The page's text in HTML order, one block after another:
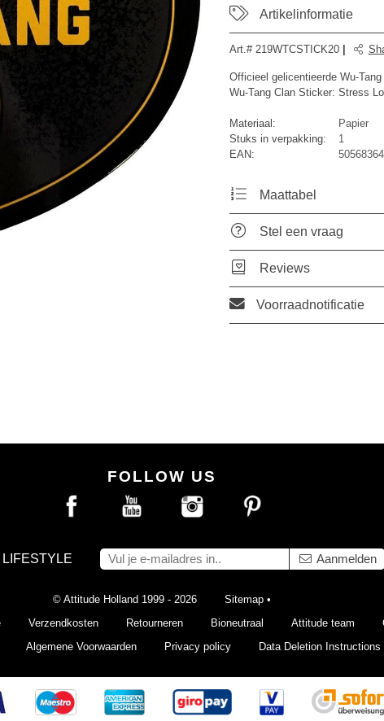
Artikelinformatie
Art.# 219WTCSTICK20
Officieel gelicentieerde Wu-
Wu-Tang Clan Sticker: Stress
Materiaal:
Papier
Stuks in verpakking:
1
EAN:
Maattabel
Stel een vraag
Reviews
Voorraadnotificatie
FOLLOW US
Aanmelden
© Attitude Holland 1999 - 2026 Sitemap •
Verzendkosten Retourneren Bioneutraal Attitude team
Algemene Voorwaarden Privacy policy Data Deletion Instructions